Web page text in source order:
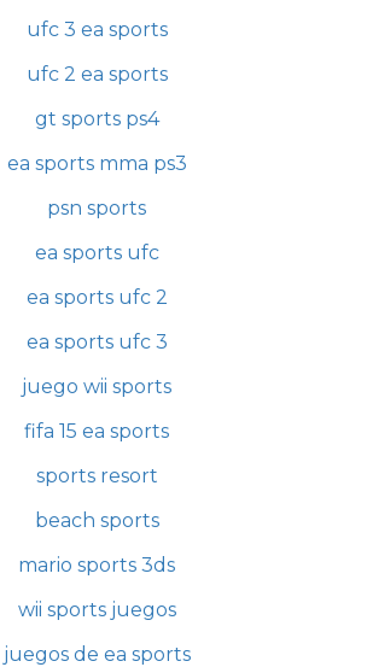
ufc 3 ea sports
ufc 2 ea sports
gt sports ps4
ea sports mma ps3
psn sports
ea sports ufc
ea sports ufc 2
ea sports ufc 3
juego wii sports
fifa 15 ea sports
sports resort
beach sports
mario sports 3ds
wii sports juegos
juegos de ea sports